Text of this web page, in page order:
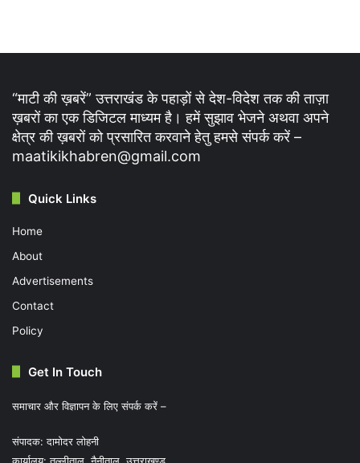
“माटी की ख़बरें” उत्तराखंड के पहाड़ों से देश-विदेश तक की ताज़ा
ख़बरों का एक डिजिटल माध्यम है। हमें सुझाव भेजने अथवा अपने
क्षेत्र की ख़बरों को प्रसारित करवाने हेतु हमसे संपर्क करें –
maatikikhabren@gmail.com
Quick Links
Home
About
Advertisements
Contact
Policy
Get In Touch
समाचार और विज्ञापन के लिए संपर्क करें –
संपादक: दामोदर लोहनी
कार्यालय: तल्लीताल, नैनीताल, उत्तराखण्ड